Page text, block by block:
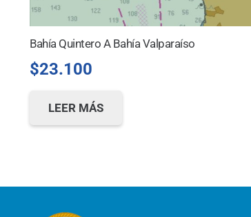
Bahía Quintero A Bahía Valparaíso
$23.100
LEER MÁS